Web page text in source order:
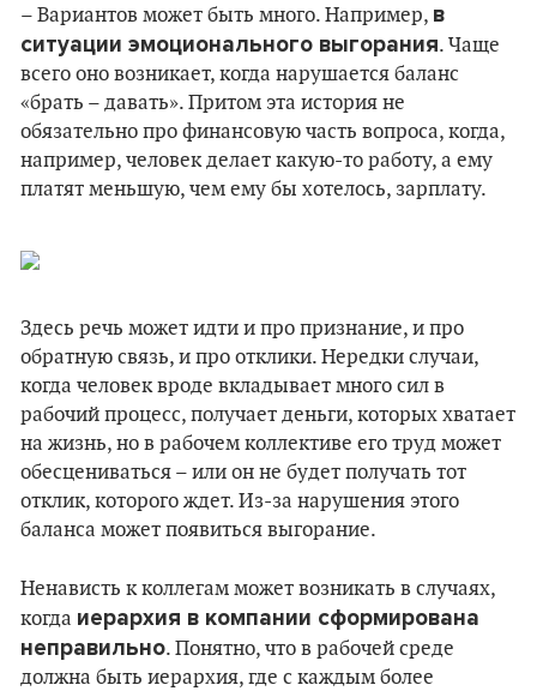
– Вариантов может быть много. Например, в
ситуации эмоционального выгорания. Чаще
всего оно возникает, когда нарушается баланс
«брать – давать». Притом эта история не
обязательно про финансовую часть вопроса, когда,
например, человек делает какую-то работу, а ему
платят меньшую, чем ему бы хотелось, зарплату.
Здесь речь может идти и про признание, и про
обратную связь, и про отклики. Нередки случаи,
когда человек вроде вкладывает много сил в
рабочий процесс, получает деньги, которых хватает
на жизнь, но в рабочем коллективе его труд может
обесцениваться – или он не будет получать тот
отклик, которого ждет. Из-за нарушения этого
баланса может появиться выгорание.
Ненависть к коллегам может возникать в случаях,
когда иерархия в компании сформирована
неправильно. Понятно, что в рабочей среде
должна быть иерархия, где с каждым более